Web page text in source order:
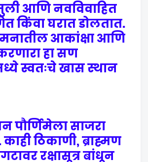
आणि नवविवाहित
किंवा घरात डोलतात.
मनातील आकांक्षा आणि
हा सण
स्वतःचे खास स्थान
पौर्णिमेला साजरा
ठिकाणी, ब्राह्मण
रक्षासूत्र बांधून